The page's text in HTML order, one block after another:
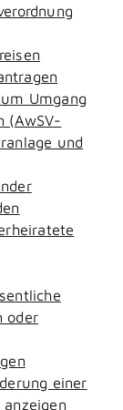
Umgang
(AwSV-
und
oder
einer